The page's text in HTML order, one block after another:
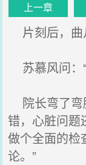
上一章
片刻后，曲
苏慕风问：
院长弯了弯
错，心脏问题
做个全面的检
论。”